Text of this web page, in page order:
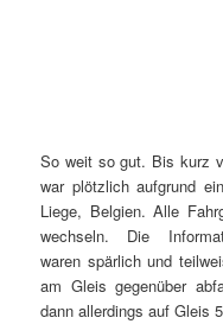
So weit so gut. Bis kurz
war plötzlich aufgrund
Liege, Belgien. Alle
wechseln. Die
waren spärlich und
am Gleis gegenüber
dann allerdings auf Gleis